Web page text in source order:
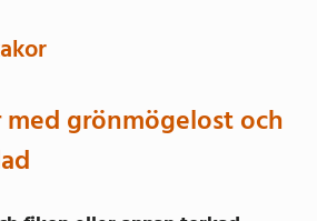
med grönmögelost och